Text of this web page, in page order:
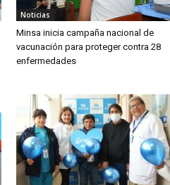
Noticias
Minsa inicia campaña nacional de
vacunación para proteger contra 28
enfermedades